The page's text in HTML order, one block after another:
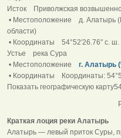
Исток Приволжская
• Местоположение д. Алатырь
области)
• Координаты 54°52′26.76″ с. ш.
Устье река Сура
• Местоположение г. Алатырь
• Координаты Координаты:
Показать географическую
Река
Краткая лоция реки Алатырь
Алатырь — левый приток Суры,